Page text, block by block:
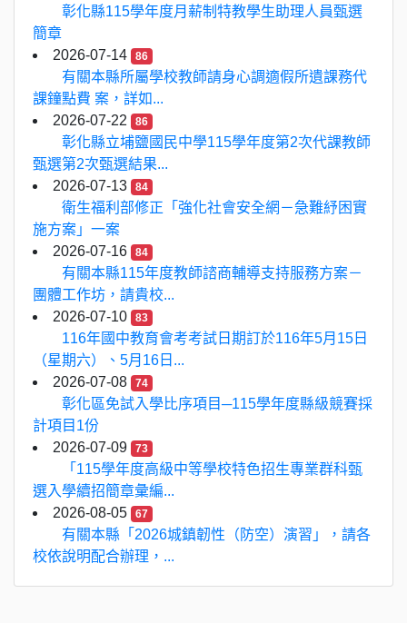
彰化縣115學年度月薪制特教學生助理人員甄選
簡章
2026-07-14
86
有關本縣所屬學校教師請身心調適假所遺課務代
課鐘點費 案，詳如...
2026-07-22
86
彰化縣立埔鹽國民中學115學年度第2次代課教師
甄選第2次甄選結果...
2026-07-13
84
衛生福利部修正「強化社會安全網－急難紓困實
施方案」一案
2026-07-16
84
有關本縣115年度教師諮商輔導支持服務方案－
團體工作坊，請貴校...
2026-07-10
83
116年國中教育會考考試日期訂於116年5月15日
（星期六）、5月16日...
2026-07-08
74
彰化區免試入學比序項目─115學年度縣級競賽採
計項目1份
2026-07-09
73
「115學年度高級中等學校特色招生專業群科甄
選入學續招簡章彙編...
2026-08-05
67
有關本縣「2026城鎮韌性（防空）演習」，請各
校依說明配合辦理，...